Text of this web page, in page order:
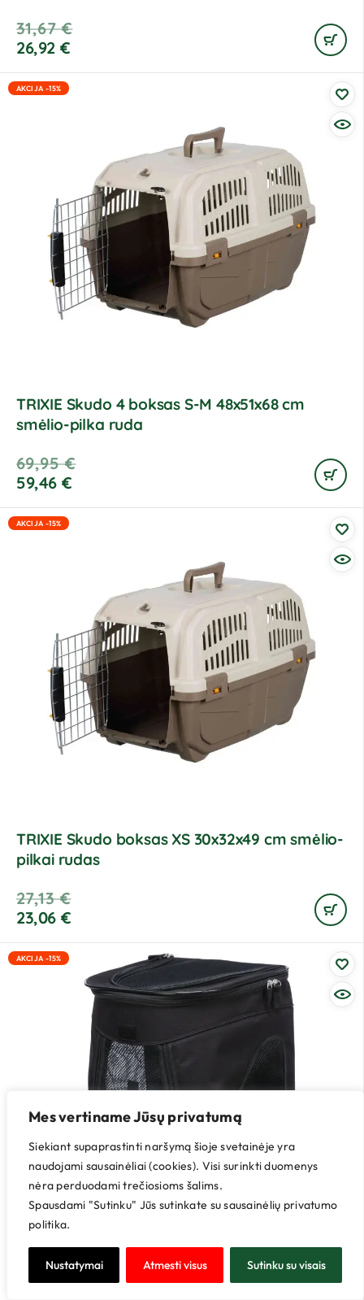
Mes vertiname Jūsų privatumą
Siekiant supaprastinti naršymą šioje svetainėje yra
naudojami sausainėliai (cookies). Visi surinkti duomenys
nėra perduodami trečiosioms šalims.
Spausdami "Sutinku" Jūs sutinkate su sausainėlių privatumo
politika.
Nustatymai Atmesti visus Sutinku su visais
31,67€
26,92 €
AKCIJA -15%
TRIXIE Skudo 4 boksas S-M 48x51x68 cm
smėlio-pilka ruda
69,95€
59,46 €
AKCIJA -15%
TRIXIE Skudo boksas XS 30x32x49 cm smėlio-
pilkai rudas
27,13€
23,06 €
AKCIJA -15%
TRIXIE Timon kuprinė 34x44x30 cm juoda